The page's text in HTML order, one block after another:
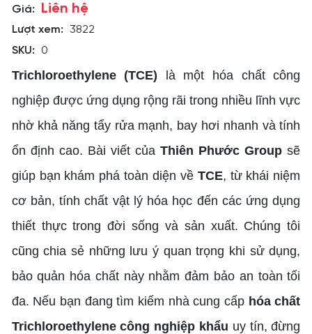
Giá: Liên hệ
Lượt xem:
3822
SKU: 0
Trichloroethylene (TCE) là một hóa chất công
nghiệp được ứng dụng rộng rãi trong nhiều lĩnh vực
nhờ khả năng tẩy rửa mạnh, bay hơi nhanh và tính
ổn định cao. Bài viết củaThiên Phước Group sẽ
giúp bạn khám phá toàn diện về TCE, từ khái niệm
cơ bản, tính chất vật lý hóa học đến các ứng dụng
thiết thực trong đời sống và sản xuất. Chúng tôi
cũng chia sẻ những lưu ý quan trọng khi sử dụng,
bảo quản hóa chất này nhằm đảm bảo an toàn tối
đa. Nếu bạn đang tìm kiếm nhà cung cấp hóa chất
Trichloroethylene công nghiệp khẩu uy tín, đừng